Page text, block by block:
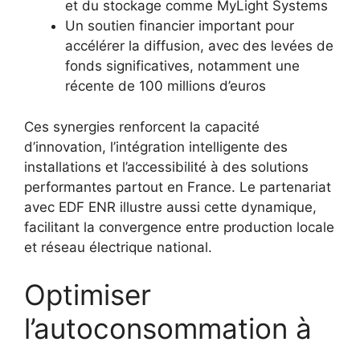
et du stockage comme MyLight Systems
Un soutien financier important pour
accélérer la diffusion, avec des levées de
fonds significatives, notamment une
récente de 100 millions d’euros
Ces synergies renforcent la capacité
d’innovation, l’intégration intelligente des
installations et l’accessibilité à des solutions
performantes partout en France. Le partenariat
avec EDF ENR illustre aussi cette dynamique,
facilitant la convergence entre production locale
et réseau électrique national.
Optimiser
l’autoconsommation à